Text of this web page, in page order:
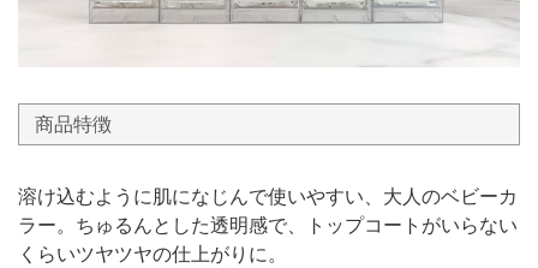
商品特徴
溶け込むように肌になじんで使いやすい、大人のベビーカ
ラー。ちゅるんとした透明感で、トップコートがいらない
くらいツヤツヤの仕上がりに。